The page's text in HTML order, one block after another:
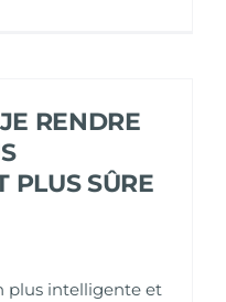
RENDRE
PLUS SÛRE
plus intelligente et